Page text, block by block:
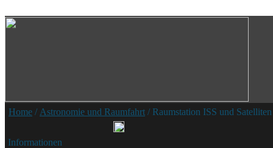
Home / Astronomie und Raumfahrt / Raumstation ISS und Satelliten
Informationen